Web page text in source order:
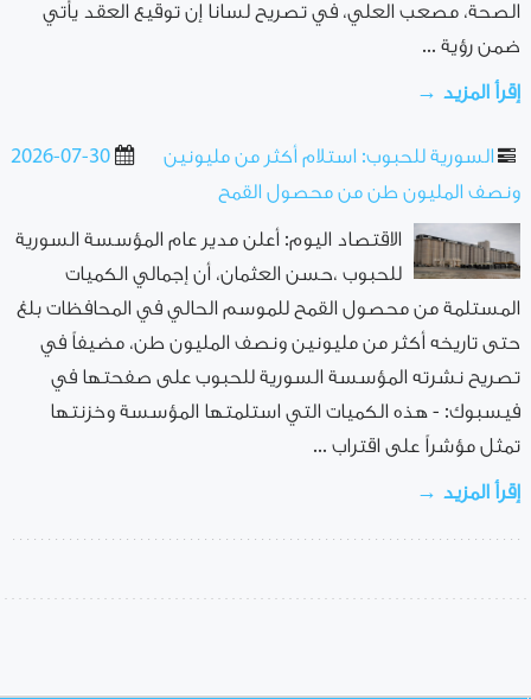
الصحة، مصعب العلي، في تصريح لسانا إن توقيع العقد يأتي
ضمن رؤية ...
إقرأ المزيد →
2026-07-30
السورية للحبوب: استلام أكثر من مليونين
ونصف المليون طن من ‌‏محصول القمح ‏
الاقتصاد اليوم: أعلن مدير عام المؤسسة السورية
للحبوب ،حسن العثمان، أن إجمالي الكميات
المستلمة من ‏محصول القمح ‌‏للموسم الحالي في المحافظات بلغ
حتى تاريخه أكثر من مليونين ‌‏‌‏ونصف المليون طن، مضيفاً في
تصريح نشرته المؤسسة السورية للحبوب على صفحتها في
فيسبوك: - هذه الكميات التي استلمتها المؤسسة وخزنتها
تمثل مؤشراً على اقتراب ...
إقرأ المزيد →